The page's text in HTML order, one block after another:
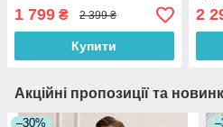
фото
1 799 ₴ 2 399 ₴
Купити
2
Акційні пропозиції та
–30%